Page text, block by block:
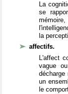
La
se
la
affectifs.
L'affect
vague
décharge
un
le